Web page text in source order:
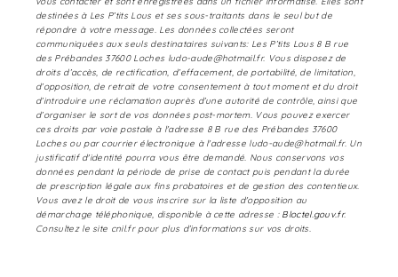
destinées à Les P’tits Lous et ses sous-traitants dans le seul but de
répondre à votre message. Les données collectées seront
communiquées aux seuls destinataires suivants: Les P’tits Lous 8 B rue
des Prébandes 37600 Loches ludo-aude@hotmail.fr. Vous disposez de
droits d’accès, de rectification, d’effacement, de portabilité, de limitation,
d’opposition, de retrait de votre consentement à tout moment et du droit
d’introduire une réclamation auprès d’une autorité de contrôle, ainsi que
d’organiser le sort de vos données post-mortem. Vous pouvez exercer
ces droits par voie postale à l'adresse 8 B rue des Prébandes 37600
Loches ou par courrier électronique à l'adresse ludo-aude@hotmail.fr. Un
justificatif d'identité pourra vous être demandé. Nous conservons vos
données pendant la période de prise de contact puis pendant la durée
de prescription légale aux fins probatoires et de gestion des contentieux.
Vous avez le droit de vous inscrire sur la liste d'opposition au
démarchage téléphonique, disponible à cette adresse : Bloctel.gouv.fr.
Consultez le site cnil.fr pour plus d’informations sur vos droits.